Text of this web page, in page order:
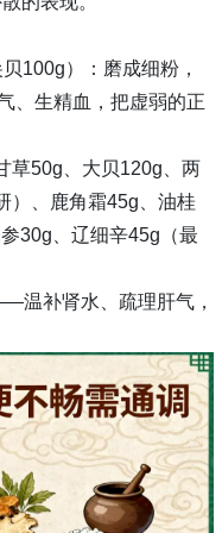
）：磨成细粉，
、生精血，把虚弱的正
50g、大贝120g、两
）、鹿角霜45g、油桂
30g、辽细辛45g（最
补肾水、疏理肝气，